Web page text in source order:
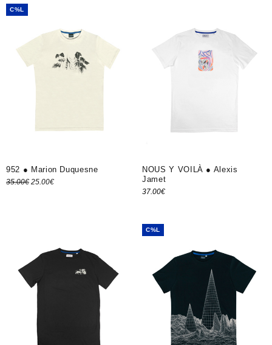
C%L
952 ● Marion Duquesne
35.00€ Le prix
25.00€Le prix
NOUS Y VOILÀ ● Alexis
Jamet
37.00€
C%L